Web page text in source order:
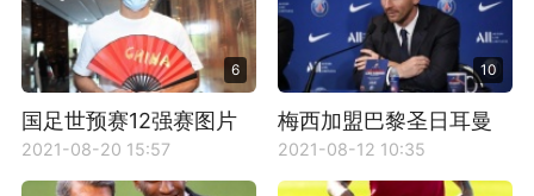
6
国足世预赛12强赛图片
2021-08-20 15:57
10
梅西加盟巴黎圣日耳曼
壁纸
2021-08-12 10:35